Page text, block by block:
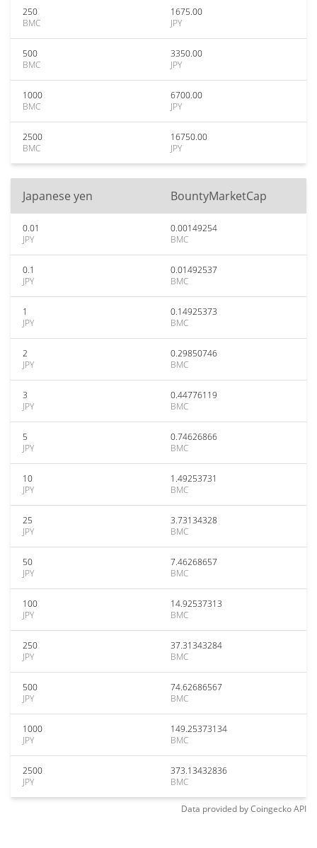
250
BMC
1675.00
JPY
500
BMC
3350.00
JPY
1000
BMC
6700.00
JPY
2500
BMC
16750.00
JPY
Japanese yen BountyMarketCap
0.01
JPY
0.00149254
BMC
0.1
JPY
0.01492537
BMC
1
JPY
0.14925373
BMC
2
JPY
0.29850746
BMC
3
JPY
0.44776119
BMC
5
JPY
0.74626866
BMC
10
JPY
1.49253731
BMC
25
JPY
3.73134328
BMC
50
JPY
7.46268657
BMC
100
JPY
14.92537313
BMC
250
JPY
37.31343284
BMC
500
JPY
74.62686567
BMC
1000
JPY
149.25373134
BMC
2500
JPY
373.13432836
BMC
Data provided byCoingeckoAPI